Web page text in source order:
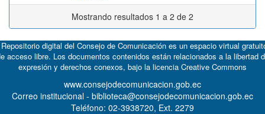
Mostrando resultados 1 a 2 de 2
digital del Consejo de Comunicación es un espacio virtual
acceso libre. Los documentos contenidos están relacionados a la libertad
expresión y derechos conexos, bajo la licencia Creative Commons
www.consejodecomunicacion.gob.ec
Correo institucional - biblioteca@consejodecomunicacion.gob.ec
Teléfono: 02-3938720, Ext. 2279